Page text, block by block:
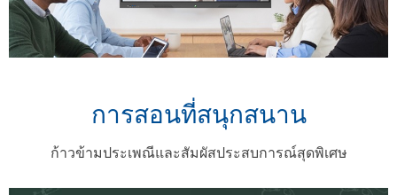
การสอนที่สนุกสนาน
ก้าวข้ามประเพณีและสัมผัสประสบการณ์สุดพิเศษ